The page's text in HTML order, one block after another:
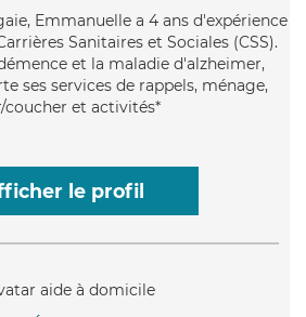
Emmanuelle a 4 ans d'expérience
Sanitaires et Sociales (CSS).
et la maladie d'alzheimer,
ses services de rappels, ménage,
coucher et activités*
le profil